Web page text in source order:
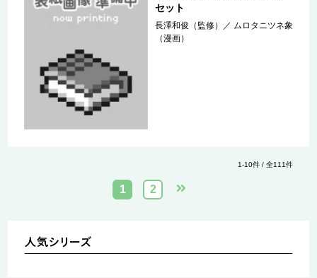
セット
長澤和俊（監修） ／ムロタニツネ象
（漫画）
1-10件 / 全111件
1 2